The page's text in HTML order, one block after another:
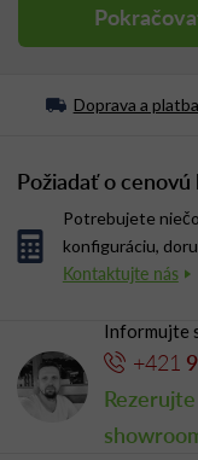
Doprava a platba
Požiadať o cenovú
Potrebujete
konfiguráciu,
Informujte
+421